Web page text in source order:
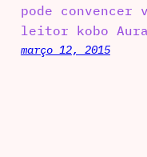
pode convencer
leitor kobo Aura
março 12, 2015